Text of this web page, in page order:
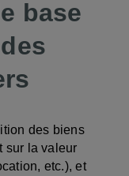
base
des biens
sur la valeur
etc.), et